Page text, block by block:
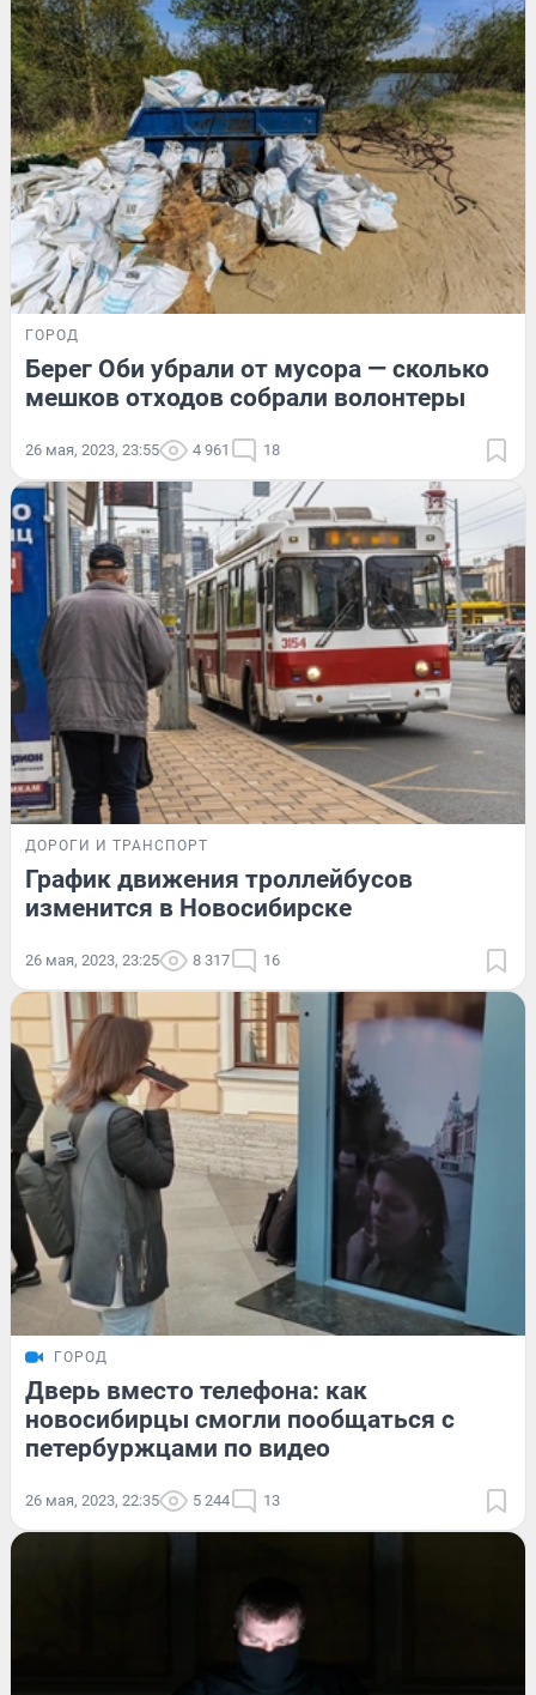
ГОРОД
Берег Оби убрали от мусора — сколько
мешков отходов собрали волонтеры
26 мая, 2023, 23:55 4 961 18
ДОРОГИ И ТРАНСПОРТ
График движения троллейбусов
изменится в Новосибирске
26 мая, 2023, 23:25 8 317 16
ГОРОД
Дверь вместо телефона: как
новосибирцы смогли пообщаться с
петербуржцами по видео
26 мая, 2023, 22:35 5 244 13